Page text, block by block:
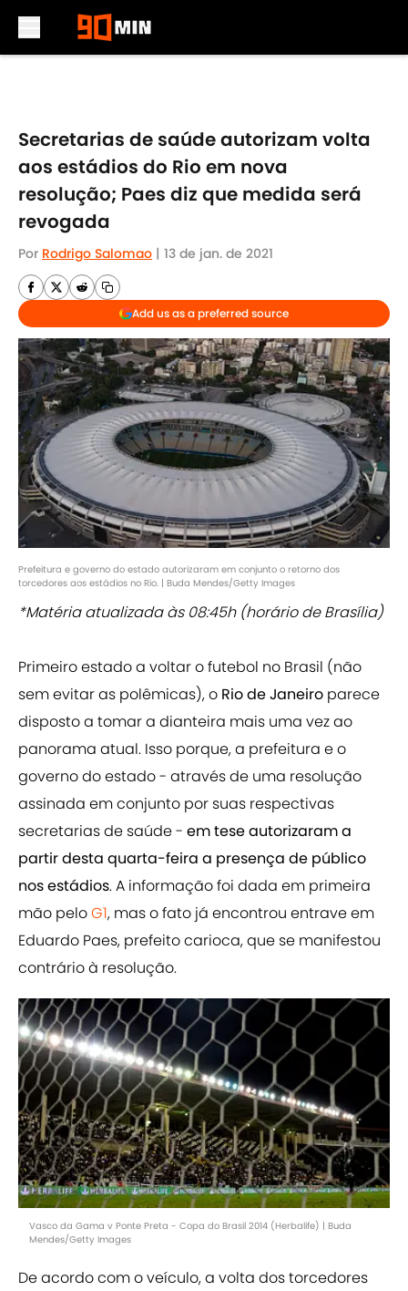
Secretarias de saúde autorizam volta
aos estádios do Rio em nova
resolução; Paes diz que medida será
revogada
Por Rodrigo Salomao | 13 de jan. de 2021
Add us as a preferred source
Prefeitura e governo do estado autorizaram em conjunto o retorno dos
torcedores aos estádios no Rio. | Buda Mendes/Getty Images
*Matéria atualizada às 08:45h (horário de Brasília)
Primeiro estado a voltar o futebol no Brasil (não
sem evitar as polêmicas), o Rio de Janeiro parece
disposto a tomar a dianteira mais uma vez ao
panorama atual. Isso porque, a prefeitura e o
governo do estado - através de uma resolução
assinada em conjunto por suas respectivas
secretarias de saúde - em tese autorizaram a
partir desta quarta-feira a presença de público
nos estádios. A informação foi dada em primeira
mão peloG1, mas o fato já encontrou entrave em
Eduardo Paes, prefeito carioca, que se manifestou
contrário à resolução.
Vasco da Gama v Ponte Preta - Copa do Brasil 2014 (Herbalife) | Buda
Mendes/Getty Images
De acordo com o veículo, a volta dos torcedores